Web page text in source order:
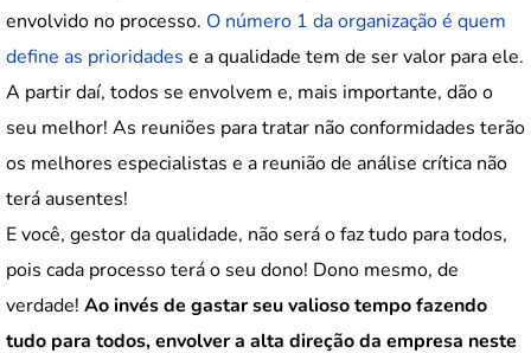
envolvido no processo. O número 1 da organização é quem
define as prioridades e a qualidade tem de ser valor para ele.
A partir daí, todos se envolvem e, mais importante, dão o
seu melhor! As reuniões para tratar não conformidades terão
os melhores especialistas e a reunião de análise crítica não
terá ausentes!
E você, gestor da qualidade, não será o faz tudo para todos,
pois cada processo terá o seu dono! Dono mesmo, de
verdade! Ao invés de gastar seu valioso tempo fazendo
tudo para todos, envolver a alta direção da empresa neste